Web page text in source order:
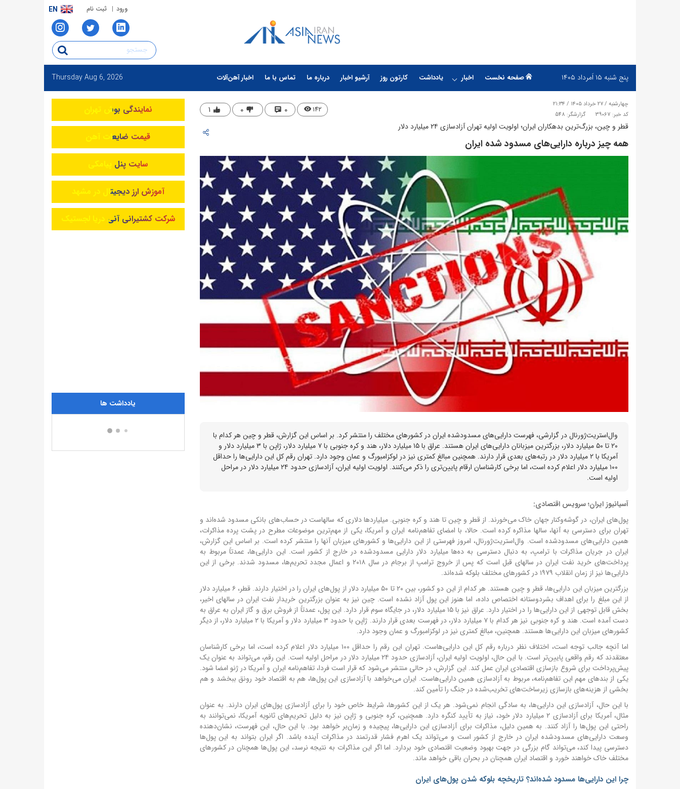
ورود ثبت نام EN
پنج شنبه ۱۵ اَمرداد ۱۴۰۵ صفحه نخست اخبار یادداشت کارتون روز آرشیو اخبار درباره ما تماس با ما اخبار آهن‌آلات ThursdayAug 6, 2026
چهارشنبه / ۲۷ خرداد ۱۴۰۵ / ۲۱:۳۴
کد خبر: 39067
گزارشگر: 548 ۱۴۲ ۰ ۰ ۱
قطر و چین، بزرگ‌ترین بدهکاران ایران؛ اولویت اولیه تهران آزادسازی ۲۴ میلیارد دلار
همه چیز درباره دارایی‌های مسدود شده ایران
وال‌استریت‌ژورنال در گزارشی، فهرست دارایی‌های مسدودشده ایران در کشورهای مختلف را منتشر کرد. بر اساس این گزارش، قطر و چین هر کدام با
۲۰ تا ۵۰ میلیارد دلار، بزرگترین میزبانان دارایی‌های ایران هستند. عراق با ۱۵ میلیارد دلار، هند و کره جنوبی با ۷ میلیارد دلار، ژاپن با ۳ میلیارد دلار و
آمریکا با ۲ میلیارد دلار در رتبه‌های بعدی قرار دارند. همچنین مبالغ کمتری نیز در لوکزامبورگ و عمان وجود دارد. تهران رقم کل این دارایی‌ها را حداقل
۱۰۰ میلیارد دلار اعلام کرده است، اما برخی کارشناسان ارقام پایین‌تری را ذکر می‌کنند. اولویت اولیه ایران، آزادسازی حدود ۲۴ میلیارد دلار در مراحل
اولیه است.
آسیانیوز ایران؛ سرویس اقتصادی:
پول‌های ایران، در گوشه‌وکنار جهان خاک می‌خورند. از قطر و چین تا هند و کره جنوبی. میلیاردها دلاری که سالهاست در حساب‌های بانکی مسدود شده‌اند و
تهران برای دسترسی به آنها، سالها مذاکره کرده است. حالا، با امضای تفاهم‌نامه ایران و آمریکا، یکی از مهم‌ترین موضوعات مطرح در پشت پرده مذاکرات،
همین دارایی‌های مسدودشده است. وال‌استریت‌ژورنال، امروز فهرستی از این دارایی‌ها و کشورهای میزبان آنها را منتشر کرده است. بر اساس این گزارش،
ایران در جریان مذاکرات با ترامپ، به دنبال دسترسی به ده‌ها میلیارد دلار دارایی مسدودشده در خارج از کشور است. این دارایی‌ها، عمدتاً مربوط به
پرداخت‌های خرید نفت ایران در سالهای قبل است که پس از خروج ترامپ از برجام در سال ۲۰۱۸ و اعمال مجدد تحریم‌ها، مسدود شدند. برخی از این
دارایی‌ها نیز از زمان انقلاب ۱۹۷۹ در کشورهای مختلف بلوکه شده‌اند.
بزرگترین میزبان این دارایی‌ها، قطر و چین هستند. هر کدام از این دو کشور، بین ۲۰ تا ۵۰ میلیارد دلار از پول‌های ایران را در اختیار دارند. قطر، ۶ میلیارد دلار
از این مبلغ را برای اهداف بشردوستانه اختصاص داده، اما هنوز این پول آزاد نشده است. چین نیز به عنوان بزرگترین خریدار نفت ایران در سالهای اخیر،
بخش قابل توجهی از این دارایی‌ها را در اختیار دارد. عراق نیز با ۱۵ میلیارد دلار، در جایگاه سوم قرار دارد. این پول، عمدتاً از فروش برق و گاز ایران به عراق به
دست آمده است. هند و کره جنوبی نیز هر کدام با ۷ میلیارد دلار، در فهرست بعدی قرار دارند. ژاپن با حدود ۳ میلیارد دلار و آمریکا با ۲ میلیارد دلار، از دیگر
کشورهای میزبان این دارایی‌ها هستند. همچنین، مبالغ کمتری نیز در لوکزامبورگ و عمان وجود دارد.
اما آنچه جالب توجه است، اختلاف نظر درباره رقم کل این دارایی‌هاست. تهران این رقم را حداقل ۱۰۰ میلیارد دلار اعلام کرده است، اما برخی کارشناسان
معتقدند که رقم واقعی پایین‌تر است. با این حال، اولویت اولیه ایران، آزادسازی حدود ۲۴ میلیارد دلار در مراحل اولیه است. این رقم، می‌تواند به عنوان یک
پیش‌پرداخت برای شروع بازسازی اقتصادی ایران عمل کند. این گزارش، در حالی منتشر می‌شود که قرار است فردا، تفاهم‌نامه ایران و آمریکا در ژنو امضا شود.
یکی از بندهای مهم این تفاهم‌نامه، مربوط به آزادسازی همین دارایی‌هاست. ایران می‌خواهد با آزادسازی این پول‌ها، هم به اقتصاد خود رونق ببخشد و هم
بخشی از هزینه‌های بازسازی زیرساخت‌های تخریب‌شده در جنگ را تأمین کند.
با این حال، آزادسازی این دارایی‌ها، به سادگی انجام نمی‌شود. هر یک از این کشورها، شرایط خاص خود را برای آزادسازی پول‌های ایران دارند. به عنوان
مثال، آمریکا برای آزادسازی ۲ میلیارد دلار خود، نیاز به تأیید کنگره دارد. همچنین، کره جنوبی و ژاپن نیز به دلیل تحریم‌های ثانویه آمریکا، نمی‌توانند به
راحتی این پول‌ها را آزاد کنند. به همین دلیل، مذاکرات برای آزادسازی این دارایی‌ها، پیچیده و زمان‌بر خواهد بود. با این حال، این فهرست، نشان‌دهنده
وسعت دارایی‌های مسدودشده ایران در خارج از کشور است و می‌تواند یک اهرم فشار قدرتمند در مذاکرات آینده باشد. اگر ایران بتواند به این پول‌ها
دسترسی پیدا کند، می‌تواند گام بزرگی در جهت بهبود وضعیت اقتصادی خود بردارد. اما اگر این مذاکرات به نتیجه نرسد، این پول‌ها همچنان در کشورهای
مختلف خاک خواهند خورد و اقتصاد ایران همچنان در بحران باقی خواهد ماند.
چرا این دارایی‌ها مسدود شده‌اند؟ تاریخچه بلوکه شدن پول‌های ایران
نمایندگی بوش تهران
قیمت ضایعات آهن
سایت پنل پیامکی
آموزش ارز دیجیتال در مشهد
شرکت کشتیرانی آنی دریا لجستیک
یادداشت ها